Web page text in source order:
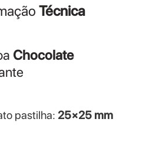
Técnica
Chocolate
pastilha: 25×25 mm